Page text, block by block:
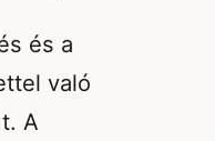
és a
való
A